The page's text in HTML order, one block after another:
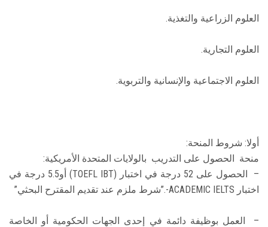
العلوم الزراعية والتغذية.
العلوم التجارية.
العلوم الاجتماعية والإنسانية والتربوية.
أولا: شروط المنحة:
منحة الحصول على التدريب بالولايات المتحدة الأمريكية:
– الحصول على 52 درجة في اختبار (TOEFL IBT) أو5.5 درجة في
اختبار ACADEMIC IELTS-.”شرط ملزم عند تقديم المقترح البحثي”
– العمل بوظيفة دائمة في إحدى الجهات الحكومية أو الخاصة